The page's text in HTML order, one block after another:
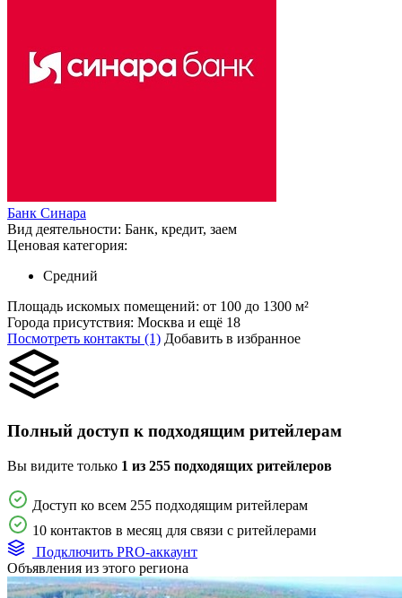
Банк Синара
Вид деятельности: Банк, кредит, заем
Ценовая категория:
Средний
Площадь искомых помещений: от 100 до 1300 м²
Города присутствия: Москва и ещё 18
Посмотреть контакты (1) Добавить в избранное
Полный доступ к подходящим ритейлерам
Вы видите только 1 из 255 подходящих ритейлеров
Доступ ко всем 255 подходящим ритейлерам
10 контактов в месяц для связи с ритейлерами
Подключить PRO-аккаунт
Объявления из этого региона